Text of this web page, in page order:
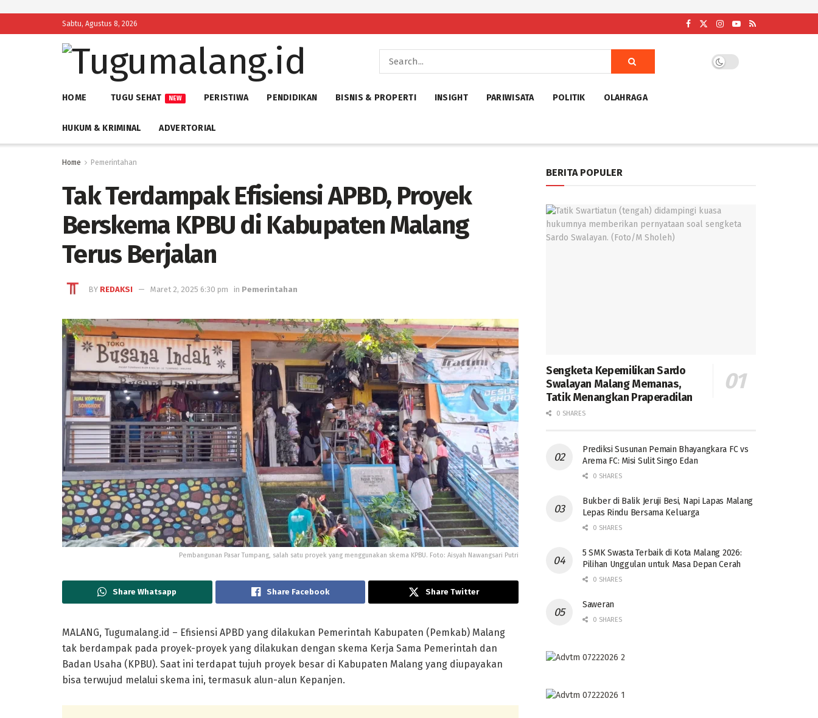
Sabtu, Agustus 8, 2026
HOME TUGU SEHAT NEW PERISTIWA PENDIDIKAN BISNIS & PROPERTI INSIGHT PARIWISATA POLITIK OLAHRAGA
HUKUM & KRIMINAL ADVERTORIAL
Home Pemerintahan
Tak Terdampak Efisiensi APBD, Proyek
Berskema KPBU di Kabupaten Malang
Terus Berjalan
BY REDAKSI Maret 2, 2025 6:30 pm in Pemerintahan
Pembangunan Pasar Tumpang, salah satu proyek yang menggunakan skema KPBU. Foto: Aisyah Nawangsari Putri
Share Whatsapp Share Facebook Share Twitter
MALANG, Tugumalang.id – Efisiensi APBD yang dilakukan Pemerintah Kabupaten (Pemkab) Malang
tak berdampak pada proyek-proyek yang dilakukan dengan skema Kerja Sama Pemerintah dan
Badan Usaha (KPBU). Saat ini terdapat tujuh proyek besar di Kabupaten Malang yang diupayakan
bisa terwujud melalui skema ini, termasuk alun-alun Kepanjen.
BERITA POPULER
Sengketa Kepemilikan Sardo
Swalayan Malang Memanas,
Tatik Menangkan Praperadilan
0 SHARES
Prediksi Susunan Pemain Bhayangkara FC vs
Arema FC: Misi Sulit Singo Edan
0 SHARES
Bukber di Balik Jeruji Besi, Napi Lapas Malang
Lepas Rindu Bersama Keluarga
0 SHARES
5 SMK Swasta Terbaik di Kota Malang 2026:
Pilihan Unggulan untuk Masa Depan Cerah
0 SHARES
Saweran
0 SHARES